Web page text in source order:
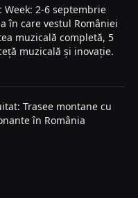
Week: 2-6 septembrie
în care vestul României
muzicală completă, 5
muzicală și inovație.
Trasee montane cu
în România